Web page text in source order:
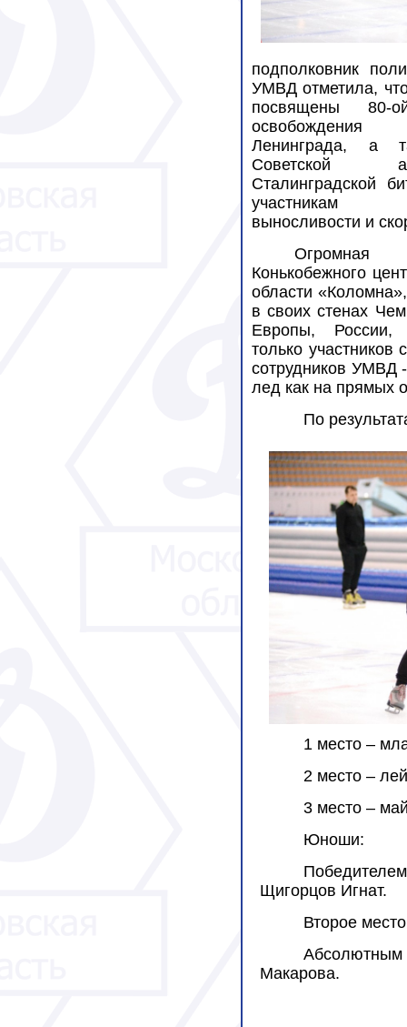
подполковник
УМВД отметила,
посвящены 80-
освобождения
Ленинграда, а
Сталинградской
участникам
выносливости и
Конькобежного
области
в своих стенах
Европы, России,
только участников
сотрудников УМВД
лед как на прямых
По
1 место –
2 место –
3 место –
Юноши:
Щигорцов Игнат.
Второе
Макарова.